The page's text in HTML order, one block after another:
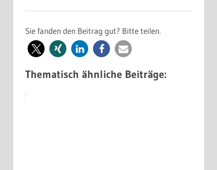
Sie fanden den Beitrag gut? Bitte teilen.
Thematisch ähnliche Beiträge: